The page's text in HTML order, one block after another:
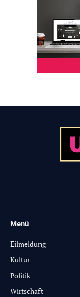
Menü
Eilmeldung
Kultur
Politik
Wirtschaft